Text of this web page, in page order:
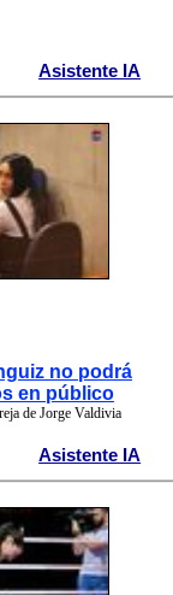
Asistente IA
no podrá
en público
de Jorge Valdivia
Asistente IA